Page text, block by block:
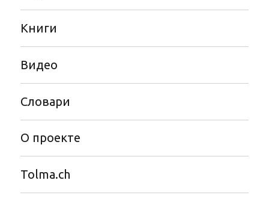
Книги
Видео
Словари
О проекте
Tolma.ch